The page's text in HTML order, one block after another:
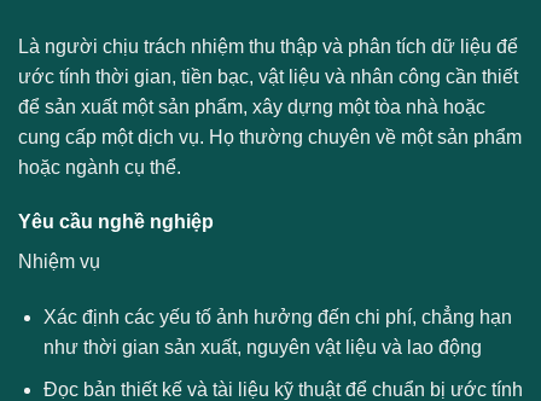
Là người chịu trách nhiệm thu thập và phân tích dữ liệu để
ước tính thời gian, tiền bạc, vật liệu và nhân công cần thiết
để sản xuất một sản phẩm, xây dựng một tòa nhà hoặc
cung cấp một dịch vụ. Họ thường chuyên về một sản phẩm
hoặc ngành cụ thể.
Yêu cầu nghề nghiệp
Nhiệm vụ
Xác định các yếu tố ảnh hưởng đến chi phí, chẳng hạn
như thời gian sản xuất, nguyên vật liệu và lao động
Đọc bản thiết kế và tài liệu kỹ thuật để chuẩn bị ước tính